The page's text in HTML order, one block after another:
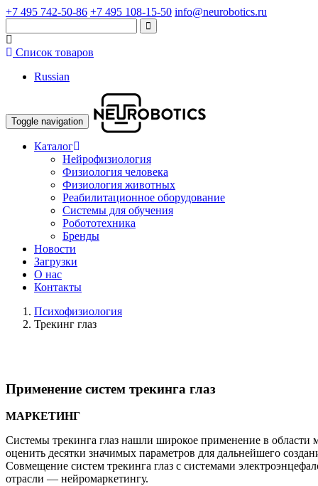
+7 495 742-50-86 +7 495 108-15-50 info@neurobotics.ru
Список товаров
Russian
Toggle navigation
Каталог
Нейрофизиология
Физиология человека
Физиология животных
Реабилитационное оборудование
Системы для обучения
Робототехника
Бренды
Новости
Загрузки
О нас
Контакты
Психофизиология
Трекинг глаз
Применение систем трекинга глаз
МАРКЕТИНГ
Системы трекинга глаз нашли широкое применение в области
оценить десятки значимых параметров для дальнейшего
Совмещение систем трекинга глаз с системами
отрасли — нейромаркетингу.